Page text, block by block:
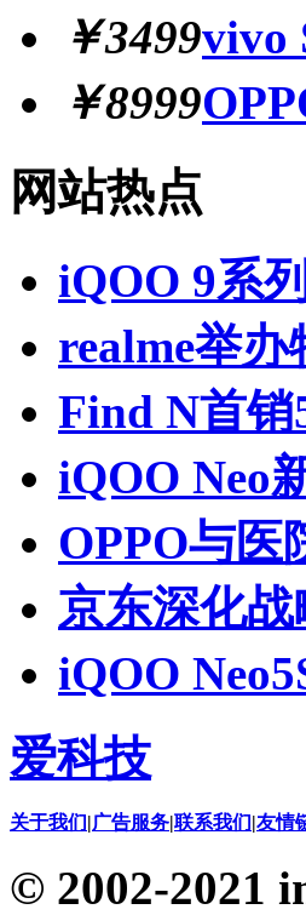
￥3499vivo
￥8999
网站热点
iQOO 9系
realme举
Find N首
iQOO Neo
OPPO与医
京东深化
iQOO
爱科技
关于我们|广告服务|联系我们|友情
© 2002-2021